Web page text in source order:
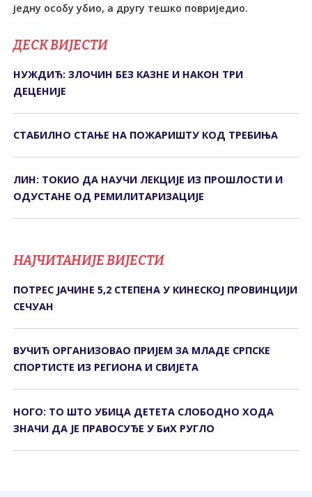
једну особу убио, а другу тешко повриједио.
ДЕСК ВИЈЕСТИ
НУЖДИЋ: ЗЛОЧИН БЕЗ КАЗНЕ И НАКОН ТРИ
ДЕЦЕНИЈЕ
СТАБИЛНО СТАЊЕ НА ПОЖАРИШТУ КОД ТРЕБИЊА
ЛИН: ТОКИО ДА НАУЧИ ЛЕКЦИЈЕ ИЗ ПРОШЛОСТИ И
ОДУСТАНЕ ОД РЕМИЛИТАРИЗАЦИЈЕ
НАЈЧИТАНИЈЕ ВИЈЕСТИ
ПОТРЕС ЈАЧИНЕ 5,2 СТЕПЕНА У КИНЕСКОЈ ПРОВИНЦИЈИ
СЕЧУАН
ВУЧИЋ ОРГАНИЗОВАО ПРИЈЕМ ЗА МЛАДЕ СРПСКЕ
СПОРТИСТЕ ИЗ РЕГИОНА И СВИЈЕТА
НОГО: ТО ШТО УБИЦА ДЕТЕТА СЛОБОДНО ХОДА
ЗНАЧИ ДА ЈЕ ПРАВОСУЂЕ У БиХ РУГЛО